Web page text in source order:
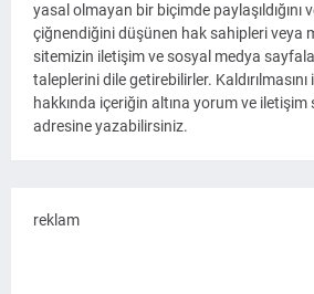
yasal olmayan bir biçimde paylaşıldığını
çiğnendiğini düşünen hak sahipleri veya
sitemizin iletişim ve sosyal medya
taleplerini dile getirebilirler.
hakkında içeriğin altına yorum ve iletişim
adresine yazabilirsiniz.
reklam